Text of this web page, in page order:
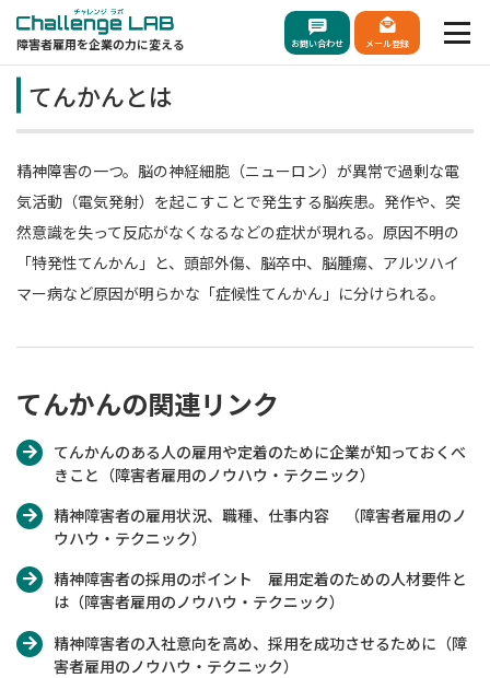
障害者雇用を企業の力に変える お問い合わせ メール登録
てんかんとは
精神障害の一つ。脳の神経細胞（ニューロン）が異常で過剰な電
気活動（電気発射）を起こすことで発生する脳疾患。発作や、突
然意識を失って反応がなくなるなどの症状が現れる。原因不明の
「特発性てんかん」と、頭部外傷、脳卒中、脳腫瘍、アルツハイ
マー病など原因が明らかな「症候性てんかん」に分けられる。
てんかんの関連リンク
てんかんのある人の雇用や定着のために企業が知っておくべ
きこと（障害者雇用のノウハウ・テクニック）
精神障害者の雇用状況、職種、仕事内容 （障害者雇用のノ
ウハウ・テクニック）
精神障害者の採用のポイント 雇用定着のための人材要件と
は（障害者雇用のノウハウ・テクニック）
精神障害者の入社意向を高め、採用を成功させるために（障
害者雇用のノウハウ・テクニック）